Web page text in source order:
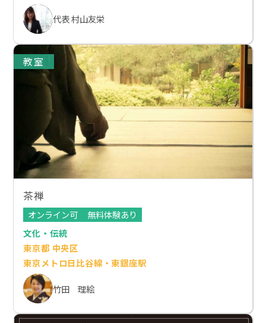
代表 村山友栄
教室
茶禅
オンライン可
無料体験あり
文化・伝統
東京都 中央区
東京メトロ日比谷線・東銀座駅
竹田 理絵